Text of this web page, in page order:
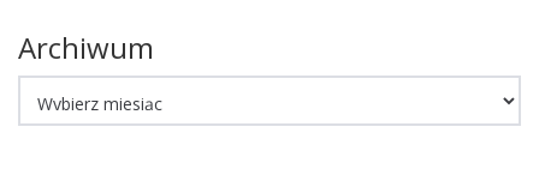
Archiwum